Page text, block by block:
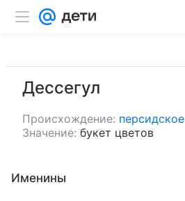
Дессегул
Происхождение: персидское
Значение: букет цветов
Именины